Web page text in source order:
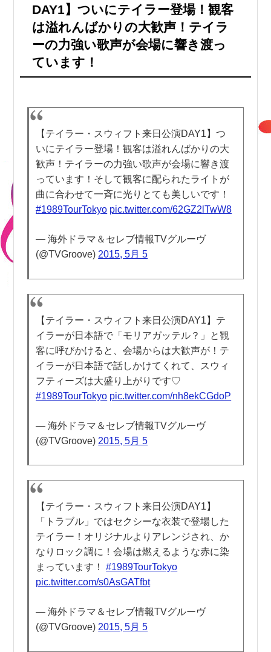
DAY1】ついにテイラー登場！観客
は溢れんばかりの大歓声！テイラ
ーの力強い歌声が会場に響き渡っ
ています！
【テイラー・スウィフト来日公演DAY1】つ
いにテイラー登場！観客は溢れんばかりの大
歓声！テイラーの力強い歌声が会場に響き渡
っています！そして観客に配られたライトが
曲に合わせて一斉に光りとても美しいです！
#1989TourTokyo pic.twitter.com/62GZ2lTwW8
— 海外ドラマ＆セレブ情報TVグルーヴ
(@TVGroove) 2015, 5月 5
【テイラー・スウィフト来日公演DAY1】テ
イラーが日本語で「モリアガッテル？」と観
客に呼びかけると、会場からは大歓声が！テ
イラーが日本語で話しかけてくれて、スウィ
フティーズは大盛り上がりです♡
#1989TourTokyo pic.twitter.com/nh8ekCGdoP
— 海外ドラマ＆セレブ情報TVグルーヴ
(@TVGroove) 2015, 5月 5
【テイラー・スウィフト来日公演DAY1】
「トラブル」ではセクシーな衣装で登場した
テイラー！オリジナルよりアレンジされ、か
なりロック調に！会場は燃えるような赤に染
まっています！#1989TourTokyo
pic.twitter.com/s0AsGATfbt
— 海外ドラマ＆セレブ情報TVグルーヴ
(@TVGroove)2015, 5月 5